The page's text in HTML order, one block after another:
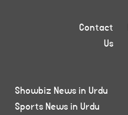
Contact
Us
Showbiz News in Urdu
Sports News in Urdu